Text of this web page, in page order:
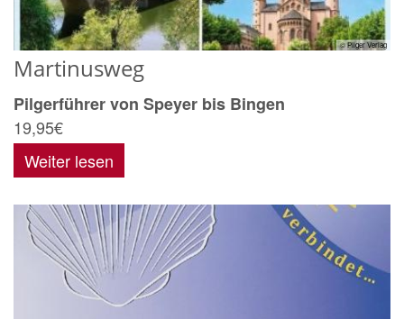
© Pilger Verlag
Martinusweg
Pilgerführer von Speyer bis Bingen
19,95€
Weiter lesen